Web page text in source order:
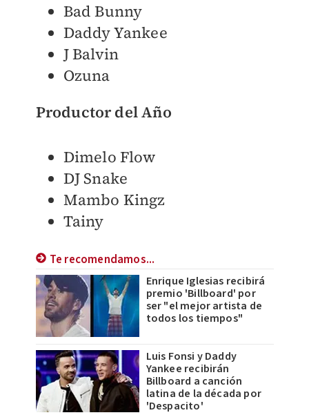
Bad Bunny
Daddy Yankee
J Balvin
Ozuna
Productor del Año
Dimelo Flow
DJ Snake
Mambo Kingz
Tainy
Te recomendamos...
Enrique Iglesias recibirá
premio 'Billboard' por
ser "el mejor artista de
todos los tiempos"
Luis Fonsi y Daddy
Yankee recibirán
Billboard a canción
latina de la década por
'Despacito'